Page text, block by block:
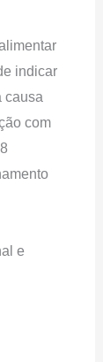
indicar
causa
com
e